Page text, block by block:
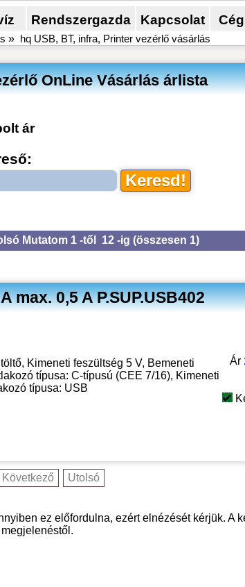
Rendszergazda Kapcsolat
» hq USB, BT, infra, Printer vezérlő vásárlás
OnLine Vásárlás árlista
ár
Mutatom 1 -től 12 -ig (összesen 1)
0,5 A P.SUP.USB402
Kimeneti feszültség 5 V, Bemeneti
típusa: C-típusú (CEE 7/16), Kimeneti
típusa: USB
Ár
Következő Utolsó
ez előfordulna, ezért elnézését kérjük. A